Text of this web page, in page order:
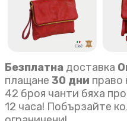
Безплатна доставка
плащане 30 дни право
42 броя чанти бяха
12 часа! Побързайте